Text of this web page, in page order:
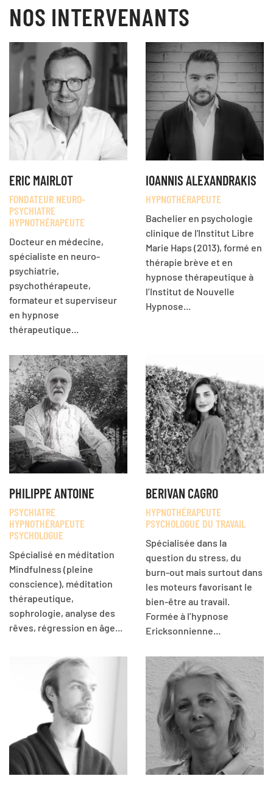
NOS INTERVENANTS
ERIC MAIRLOT
FONDATEUR NEURO-
PSYCHIATRE
HYPNOTHÉRAPEUTE
Docteur en médecine,
spécialiste en neuro-
psychiatrie,
psychothérapeute,
formateur et superviseur
en hypnose
thérapeutique...
IOANNIS ALEXANDRAKIS
HYPNOTHÉRAPEUTE
Bachelier en psychologie
clinique de l'Institut Libre
Marie Haps (2013), formé en
thérapie brève et en
hypnose thérapeutique à
l’Institut de Nouvelle
Hypnose...
PHILIPPE ANTOINE
PSYCHIATRE
HYPNOTHÉRAPEUTE
PSYCHOLOGUE
Spécialisé en méditation
Mindfulness (pleine
conscience), méditation
thérapeutique,
sophrologie, analyse des
rêves, régression en âge...
BERIVAN CAGRO
HYPNOTHÉRAPEUTE
PSYCHOLOGUE DU TRAVAIL
Spécialisée dans la
question du stress, du
burn-out mais surtout dans
les moteurs favorisant le
bien-être au travail.
Formée à l’hypnose
Ericksonnienne...